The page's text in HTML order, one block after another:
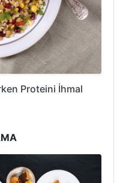
Proteini İhmal